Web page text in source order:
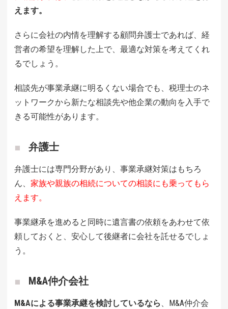
えます。
さらに会社の内情を理解する顧問弁護士であれば、経
営者の希望を理解した上で、最適な対策を考えてくれ
るでしょう。
相談先が事業承継に明るくない場合でも、税理士のネ
ットワークから新たな相談先や他企業の動向を入手で
きる可能性があります。
弁護士
弁護士には専門分野があり、事業承継対策はもちろ
ん、 家族や親族の相続についての相談にも乗ってもら
えます。
事業継承を進めると同時に遺言書の依頼をあわせて依
頼しておくと、安心して後継者に会社を託せるでしょ
う。
M&A仲介会社
M&Aによる事業承継を検討しているなら 、M&A仲介会